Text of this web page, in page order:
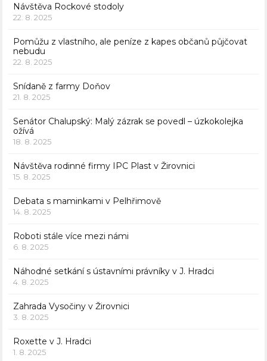
Návštěva Rockové stodoly
22. 8. 2025
Pomůžu z vlastního, ale peníze z kapes občanů půjčovat
nebudu
22. 8. 2025
Snídaně z farmy Doňov
21. 8. 2025
Senátor Chalupský: Malý zázrak se povedl – úzkokolejka
ožívá
18. 8. 2025
Návštěva rodinné firmy IPC Plast v Žirovnici
15. 8. 2025
Debata s maminkami v Pelhřimově
14. 8. 2025
Roboti stále více mezi námi
6. 8. 2025
Náhodné setkání s ústavními právníky v J. Hradci
4. 8. 2025
Zahrada Vysočiny v Žirovnici
3. 8. 2025
Roxette v J. Hradci
1. 8. 2025